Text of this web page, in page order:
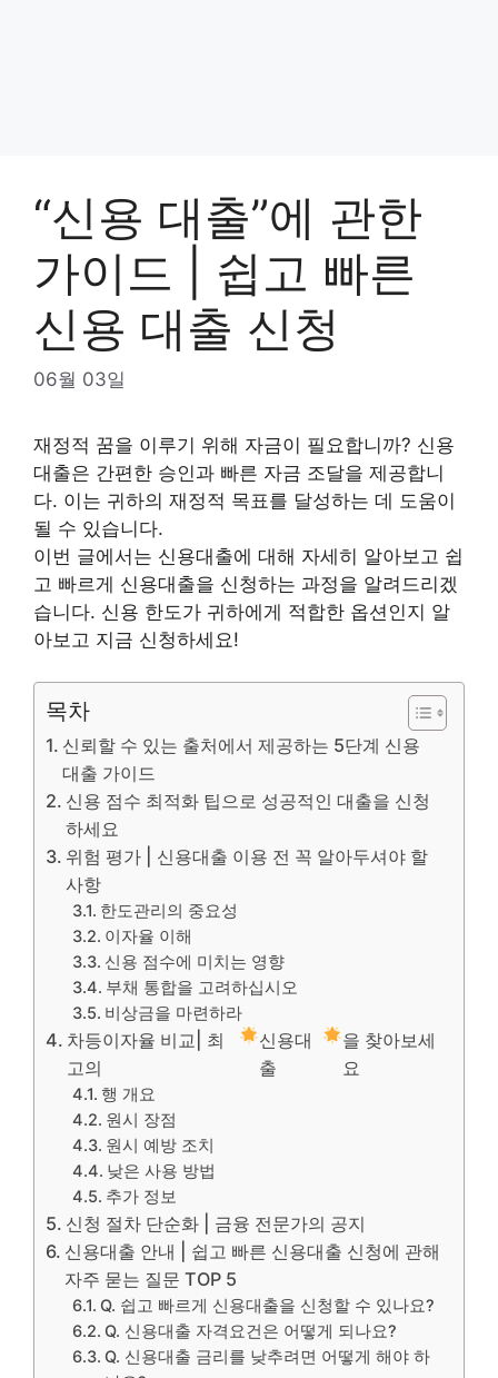
“신용 대출”에 관한
가이드 | 쉽고 빠른
신용 대출 신청
06월 03일
재정적 꿈을 이루기 위해 자금이 필요합니까? 신용
대출은 간편한 승인과 빠른 자금 조달을 제공합니
다. 이는 귀하의 재정적 목표를 달성하는 데 도움이
될 수 있습니다.
이번 글에서는 신용대출에 대해 자세히 알아보고 쉽
고 빠르게 신용대출을 신청하는 과정을 알려드리겠
습니다. 신용 한도가 귀하에게 적합한 옵션인지 알
아보고 지금 신청하세요!
목차
신뢰할 수 있는 출처에서 제공하는 5단계 신용
대출 가이드
신용 점수 최적화 팁으로 성공적인 대출을 신청
하세요
위험 평가 | 신용대출 이용 전 꼭 알아두셔야 할
사항
한도관리의 중요성
이자율 이해
신용 점수에 미치는 영향
부채 통합을 고려하십시오
비상금을 마련하라
차등이자율 비교| 최
고의
신용대
출
을 찾아보세
요
행 개요
원시 장점
원시 예방 조치
낮은 사용 방법
추가 정보
신청 절차 단순화 | 금융 전문가의 공지
신용대출 안내 | 쉽고 빠른 신용대출 신청에 관해
자주 묻는 질문 TOP 5
Q. 쉽고 빠르게 신용대출을 신청할 수 있나요?
Q. 신용대출 자격요건은 어떻게 되나요?
Q. 신용대출 금리를 낮추려면 어떻게 해야 하